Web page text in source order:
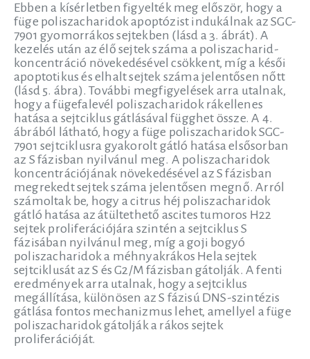
Ebben a kísérletben figyelték meg először, hogy a
füge poliszacharidok apoptózist indukálnak az SGC-
7901 gyomorrákos sejtekben (lásd a 3. ábrát). A
kezelés után az élő sejtek száma a poliszacharid-
koncentráció növekedésével csökkent, míg a késői
apoptotikus és elhalt sejtek száma jelentősen nőtt
(lásd 5. ábra). További megfigyelések arra utalnak,
hogy a fügefalevél poliszacharidok rákellenes
hatása a sejtciklus gátlásával függhet össze. A 4.
ábrából látható, hogy a füge poliszacharidok SGC-
7901 sejtciklusra gyakorolt gátló hatása elsősorban
az S fázisban nyilvánul meg. A poliszacharidok
koncentrációjának növekedésével az S fázisban
megrekedt sejtek száma jelentősen megnő. Arról
számoltak be, hogy a citrus héj poliszacharidok
gátló hatása az átültethető ascites tumoros H22
sejtek proliferációjára szintén a sejtciklus S
fázisában nyilvánul meg, míg a goji bogyó
poliszacharidok a méhnyakrákos Hela sejtek
sejtciklusát az S és G2/M fázisban gátolják. A fenti
eredmények arra utalnak, hogy a sejtciklus
megállítása, különösen az S fázisú DNS-szintézis
gátlása fontos mechanizmus lehet, amellyel a füge
poliszacharidok gátolják a rákos sejtek
proliferációját.